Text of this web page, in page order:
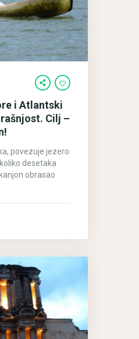
i Atlantski
Cilj –
povezuje jezero
desetaka
obrasao